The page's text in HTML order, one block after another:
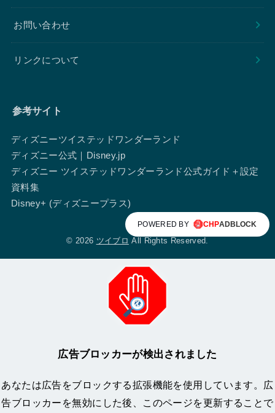
お問い合わせ
リンクについて
参考サイト
ディズニーツイステッドワンダーランド
ディズニー公式｜Disney.jp
ディズニー ツイステッドワンダーランド公式ガイド＋設定
資料集
Disney+ (ディズニープラス)
© 2026 ツイブロ All Rights Reserved.
広告ブロッカーが検出されました
あなたは広告をブロックする拡張機能を使用しています。広
告ブロッカーを無効にした後、このページを更新することで
POWERED BY